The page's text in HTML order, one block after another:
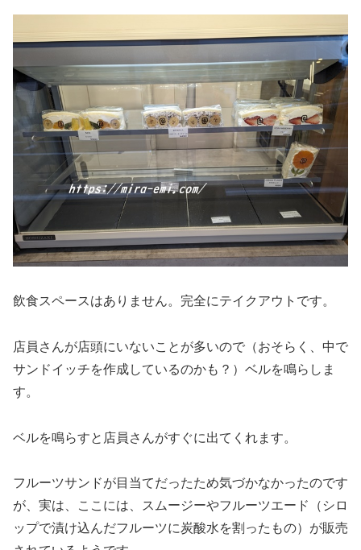
飲食スペースはありません。 完全にテイクアウトです。
店員さんが店頭にいないことが多いので （おそらく、中で
サンドイッチを作成しているのかも？）ベルを鳴らしま
す。
ベルを鳴らすと店員さんがすぐに出てくれます。
フルーツサンドが目当てだったため気づかなかったのです
が、 実は、ここには、スムージーやフルーツエード
（シロ
ップで漬け込んだフルーツに炭酸水を割ったもの）が販売